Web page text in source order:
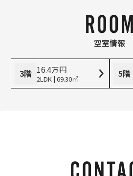
空室情報
3階 16.4万円
2LDK | 69.30㎡ 5階